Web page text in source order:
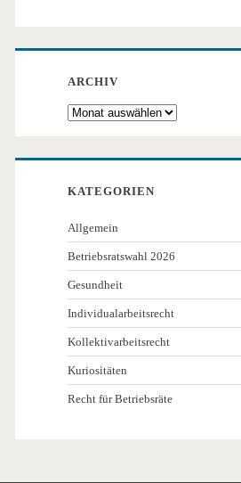
ARCHIV
Archiv
KATEGORIEN
Allgemein
Betriebsratswahl 2026
Gesundheit
Individualarbeitsrecht
Kollektivarbeitsrecht
Kuriositäten
Recht für Betriebsräte